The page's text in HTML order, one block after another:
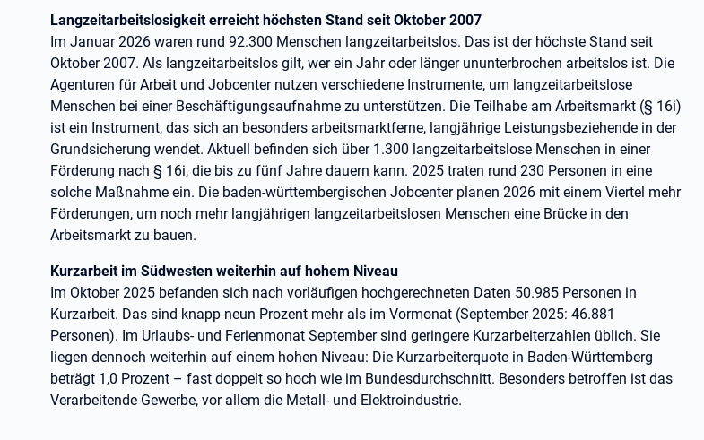
Langzeitarbeitslosigkeit erreicht höchsten Stand seit Oktober 2007
Im Januar 2026 waren rund 92.300 Menschen langzeitarbeitslos. Das ist der höchste Stand seit
Oktober 2007. Als langzeitarbeitslos gilt, wer ein Jahr oder länger ununterbrochen arbeitslos ist. Die
Agenturen für Arbeit und Jobcenter nutzen verschiedene Instrumente, um langzeitarbeitslose
Menschen bei einer Beschäftigungsaufnahme zu unterstützen. Die Teilhabe am Arbeitsmarkt (§ 16i)
ist ein Instrument, das sich an besonders arbeitsmarktferne, langjährige Leistungsbeziehende in der
Grundsicherung wendet. Aktuell befinden sich über 1.300 langzeitarbeitslose Menschen in einer
Förderung nach § 16i, die bis zu fünf Jahre dauern kann. 2025 traten rund 230 Personen in eine
solche Maßnahme ein. Die baden-württembergischen Jobcenter planen 2026 mit einem Viertel mehr
Förderungen, um noch mehr langjährigen langzeitarbeitslosen Menschen eine Brücke in den
Arbeitsmarkt zu bauen.
Kurzarbeit im Südwesten weiterhin auf hohem Niveau
Im Oktober 2025 befanden sich nach vorläufigen hochgerechneten Daten 50.985 Personen in
Kurzarbeit. Das sind knapp neun Prozent mehr als im Vormonat (September 2025: 46.881
Personen). Im Urlaubs- und Ferienmonat September sind geringere Kurzarbeiterzahlen üblich. Sie
liegen dennoch weiterhin auf einem hohen Niveau: Die Kurzarbeiterquote in Baden-Württemberg
beträgt 1,0 Prozent – fast doppelt so hoch wie im Bundesdurchschnitt. Besonders betroffen ist das
Verarbeitende Gewerbe, vor allem die Metall- und Elektroindustrie.